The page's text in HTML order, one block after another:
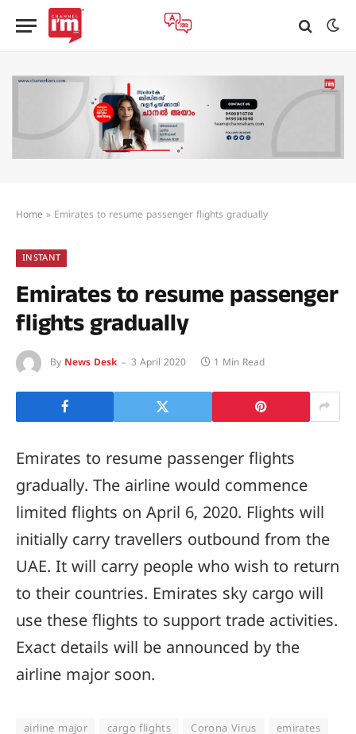
Home » Emirates to resume passenger flights gradually
INSTANT
Emirates to resume passenger
flights gradually
By News Desk 3 April 2020 1 Min Read
Emirates to resume passenger flights
gradually. The airline would commence
limited flights on April 6, 2020. Flights will
initially carry travellers outbound from the
UAE. It will carry people who wish to return
to their countries. Emirates sky cargo will
use these flights to support trade activities.
Exact details will be announced by the
airline major soon.
airline major cargo flights Corona Virus
emirates